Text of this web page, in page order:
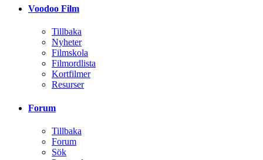
Voodoo Film
Tillbaka
Nyheter
Filmskola
Filmordlista
Kortfilmer
Resurser
Forum
Tillbaka
Forum
Sök